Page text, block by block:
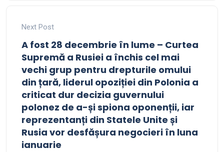
Next Post
A fost 28 decembrie în lume – Curtea
Supremă a Rusiei a închis cel mai
vechi grup pentru drepturile omului
din țară, liderul opoziției din Polonia a
criticat dur decizia guvernului
polonez de a-și spiona oponenții, iar
reprezentanți din Statele Unite și
Rusia vor desfășura negocieri în luna
ianuarie